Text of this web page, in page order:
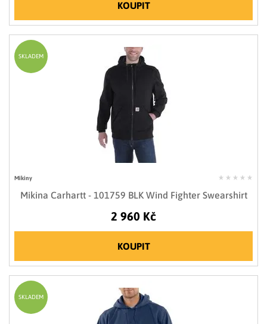
KOUPIT
Mikiny
Mikina Carhartt - 101759 BLK Wind Fighter Swearshirt
2 960 Kč
KOUPIT
SKLADEM
SKLADEM